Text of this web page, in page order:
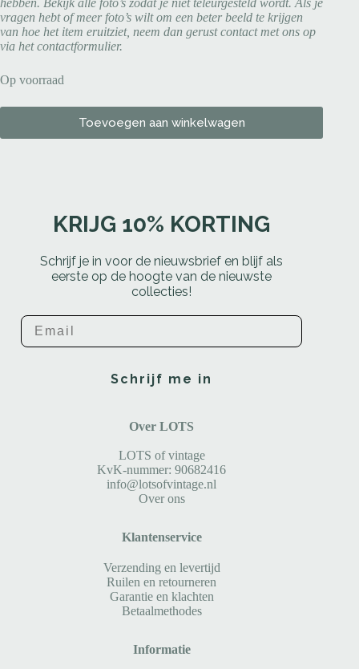
vragen hebt of meer foto’s wilt om een beter beeld te krijgen
van hoe het item eruitziet, neem dan gerust contact met ons op
via het contactformulier.
Op voorraad
Toevoegen aan winkelwagen
KRIJG 10% KORTING
Schrijf je in voor de nieuwsbrief en blijf als
eerste op de hoogte van de nieuwste
collecties!
Email
Schrijf me in
Over LOTS
LOTS of vintage
KvK-nummer: 90682416
info@lotsofvintage.nl
Over ons
Klantenservice
Verzending en levertijd
Ruilen en retourneren
Garantie en klachten
Betaalmethodes
Informatie